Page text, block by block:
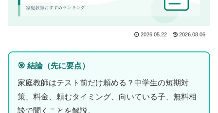
2026.05.22 2026.08.06
🎯 結論（先に要点）
家庭教師はテスト前だけ頼める？中学生の短期対
策、料金、頼むタイミング、向いている子、無料相
談で聞くことを解説。